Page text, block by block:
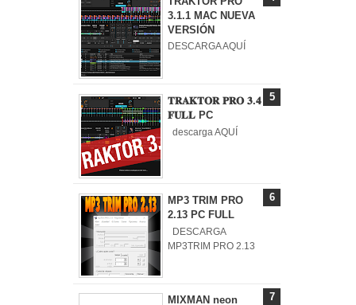
3.1.1 MAC NUEVA
VERSIÓN
DESCARGA AQUÍ
𝐓𝐑𝐀𝐊𝐓𝐎𝐑 𝐏𝐑𝐎 𝟑.𝟒
𝐅𝐔𝐋𝐋 PC
descarga AQUÍ
MP3 TRIM PRO
2.13 PC FULL
DESCARGA
MP3TRIM PRO 2.13
MIXMAN neon